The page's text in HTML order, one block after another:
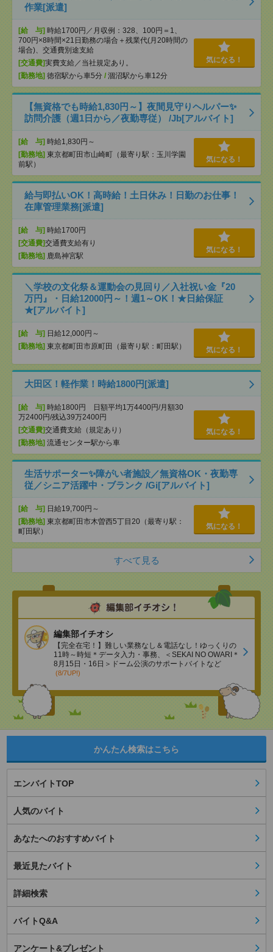
作業[派遣]
[給 与] 時給1700円／月収例：328、100円＝1、
700円×8時間×21日勤務の場合＋残業代(月20時間の
場合)、交通費別途支給
[交通費]実費支給／当社規定あり。
[勤務地] 徳宿駅から車5分 / 涸沼駅から車12分
気になる！
【無資格でも時給1,830円～】夜間見守りヘルパー✨
訪問介護（週1日から／夜勤専従） /Jb[アルバイト]
[給 与] 時給1,830円～
[勤務地] 東京都町田市山崎町（最寄り駅：玉川学園
前駅）
気になる！
給与即払いOK！高時給！土日休み！日勤のお仕事！
在庫管理業務[派遣]
[給 与] 時給1700円
[交通費]交通費支給有り
[勤務地] 鹿島神宮駅
気になる！
＼学校の文化祭＆運動会の見回り／入社祝い金『20
万円』・日給12000円～！週1～OK！★日給保証
★[アルバイト]
[給 与] 日給12,000円～
[勤務地] 東京都町田市原町田（最寄り駅：町田駅） 気になる！
大田区！軽作業！時給1800円[派遣]
[給 与] 時給1800円 日額平均1万4400円/月額30
万2400円/残込39万2400円
[交通費]交通費支給（規定あり）
[勤務地] 流通センター駅から車
気になる！
生活サポーター✨障がい者施設／無資格OK・夜勤専
従／シニア活躍中・ブランク /Gi[アルバイト]
[給 与] 日給19,700円～
[勤務地] 東京都町田市木曽西5丁目20（最寄り駅：
町田駅）
気になる！
すべて見る
編集部イチオシ
【完全在宅！】難しい業務なし＆電話なし！ゆっくりの
11時～時短＊データ入力・事務、＜SEKAI NO OWARI＊
8月15日・16日＞ドーム公演のサポートバイトなど
(8/7UP!)
かんたん検索はこちら
エンバイトTOP
人気のバイト
あなたへのおすすめバイト
最近見たバイト
詳細検索
バイトQ&A
アンケート&プレゼント